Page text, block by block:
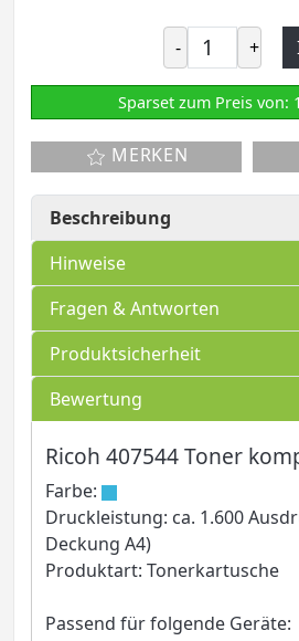
- +
Sparset zum Preis von:
MERKEN
Beschreibung
Hinweise
Fragen & Antworten
Produktsicherheit
Bewertung
Ricoh 407544 Toner
Farbe:
Druckleistung: ca. 1.600
Deckung A4)
Produktart: Tonerkartusche
Passend für folgende Geräte: